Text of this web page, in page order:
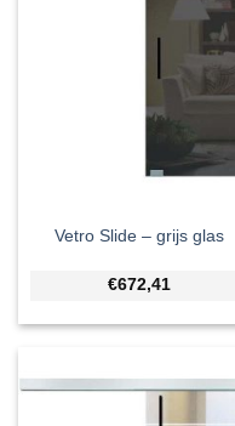
Vetro Slide – grijs glas
€672,41